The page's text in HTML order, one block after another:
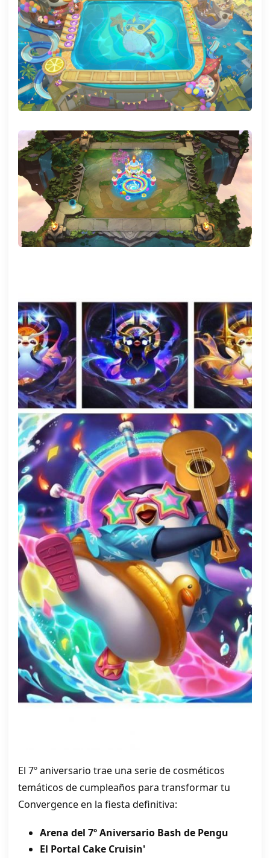
El 7º aniversario trae una serie de cosméticos
temáticos de cumpleaños para transformar tu
Convergence en la fiesta definitiva:
Arena del 7º Aniversario Bash de Pengu
El Portal Cake Cruisin'